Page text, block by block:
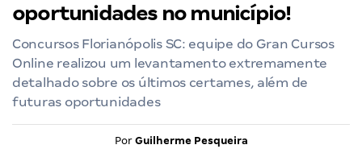
oportunidades no município!
Concursos Florianópolis SC: equipe do Gran Cursos
Online realizou um levantamento extremamente
detalhado sobre os últimos certames, além de
futuras oportunidades
Por Guilherme Pesqueira